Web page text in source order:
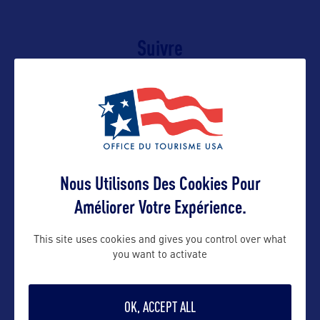
Suivre
Nous Utilisons Des Cookies Pour
Améliorer Votre Expérience.
This site uses cookies and gives you control over what
you want to activate
OK, ACCEPT ALL